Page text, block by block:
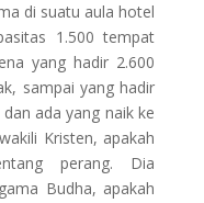
di suatu aula hotel
1.500 tempat
yang hadir 2.600
sampai yang hadir
ada yang naik ke
Kristen, apakah
perang. Dia
Budha, apakah